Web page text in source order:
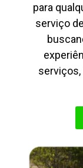
para
serviço